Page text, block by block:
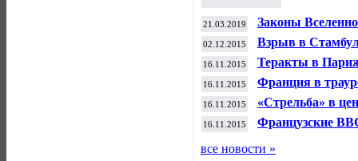
21.03.2019 Законы
02.12.2015
Взрыв в
Катастрофы и
16.11.2015 Теракты в
16.11.2015
Франция в
Катастрофы и
16.11.2015
«Стрельба» в
Катастрофы и
16.11.2015
Французские
все новости »